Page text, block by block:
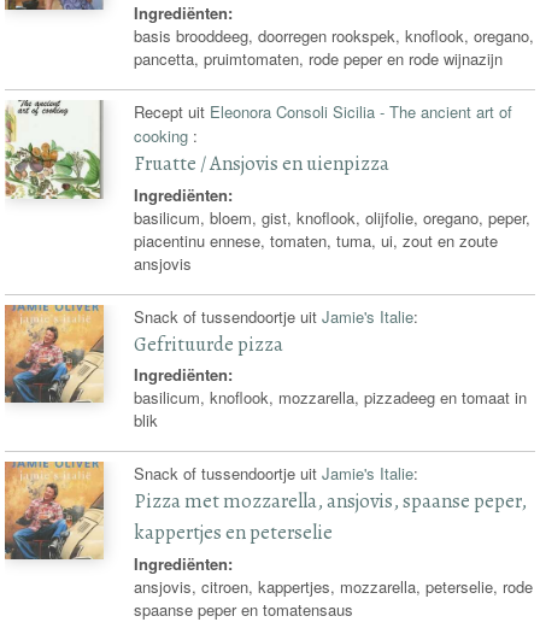
Ingrediënten:
basis brooddeeg, doorregen rookspek, knoflook, oregano,
pancetta, pruimtomaten, rode peper en rode wijnazijn
Recept uit Eleonora Consoli Sicilia - The ancient art of
cooking :
Fruatte / Ansjovis en uienpizza
Ingrediënten:
basilicum, bloem, gist, knoflook, olijfolie, oregano, peper,
piacentinu ennese, tomaten, tuma, ui, zout en zoute
ansjovis
Snack of tussendoortje uitJamie's Italie:
Gefrituurde pizza
Ingrediënten:
basilicum, knoflook, mozzarella, pizzadeeg en tomaat in
blik
Snack of tussendoortje uitJamie's Italie:
Pizza met mozzarella, ansjovis, spaanse peper,
kappertjes en peterselie
Ingrediënten:
ansjovis, citroen, kappertjes, mozzarella, peterselie, rode
spaanse peper en tomatensaus